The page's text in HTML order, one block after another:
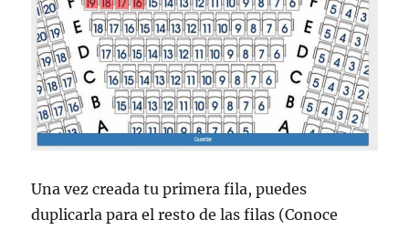
Una vez creada tu primera fila, puedes
duplicarla para el resto de las filas (Conoce